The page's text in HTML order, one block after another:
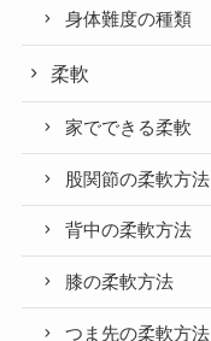
身体難度の種類
柔軟
家でできる柔軟
股関節の柔軟方法
背中の柔軟方法
膝の柔軟方法
つま先の柔軟方法